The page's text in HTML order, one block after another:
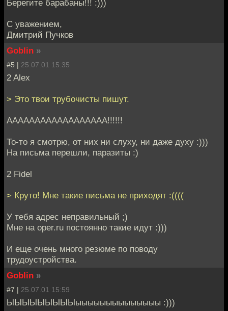
Берегите барабаны!!! :)))
С уважением,
Дмитрий Пучков
Goblin »
#5 | 25.07.01 15:35
2 Alex
> Это твои трубочисты пишут.
АААААААААААААААААА!!!!!!
То-то я смотрю, от них ни слуху, ни даже духу :)))
На письма перешли, паразиты :)
2 Fidel
> Круто! Мне такие письма не приходят :((((
У тебя адрес неправильный ;)
Мне на oper.ru постоянно такие идут :)))
И еще очень много резюме по поводу
трудоустройства.
Goblin »
#7 | 25.07.01 15:59
ЫЫЫЫЫЫЫЫЫыыыыыыыыыыыыыы :)))